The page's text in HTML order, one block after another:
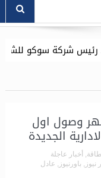
للشئون الادارية ..
وصول اول
الجديدة
أخبار عاجلة
نيوز باورنيوز
عادل